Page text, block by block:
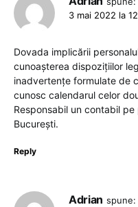
3 mai 2022 la
Dovada implicării
cunoașterea dispozițiilor
inadvertențe formulate de
cunosc calendarul celor
Responsabil un contabil
București.
Reply
Adrian spune: